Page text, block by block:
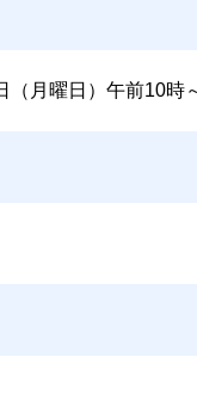
（月曜日）午前10時